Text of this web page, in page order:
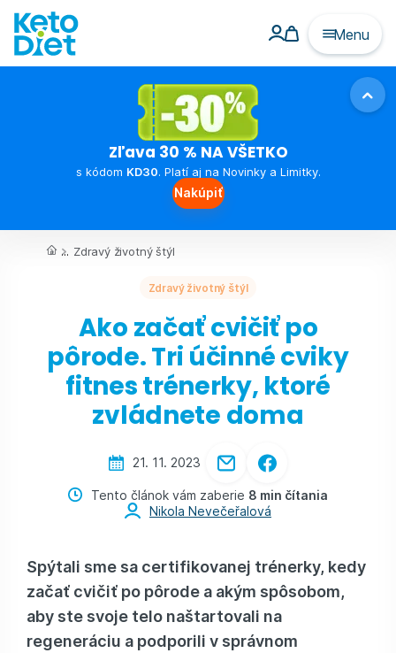
Menu
Zľava 30 % NA VŠETKO
s kódom KD30. Platí aj na Novinky a Limitky.
Nakúpiť
... Zdravý životný štýl
Zdravý životný štýl
Ako začať cvičiť po
pôrode. Tri účinné cviky
fitnes trénerky, ktoré
zvládnete doma
21. 11. 2023
Tento článok vám zaberie 8 min čítania
Nikola Nevečeřalová
Spýtali sme sa certifikovanej trénerky, kedy
začať cvičiť po pôrode a akým spôsobom,
aby ste svoje telo naštartovali na
regeneráciu a podporili v správnom